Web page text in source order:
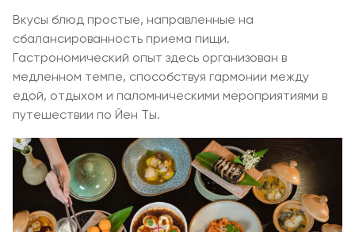
Вкусы блюд простые, направленные на
сбалансированность приема пищи.
Гастрономический опыт здесь организован в
медленном темпе, способствуя гармонии между
едой, отдыхом и паломническими мероприятиями в
путешествии по Йен Ты.